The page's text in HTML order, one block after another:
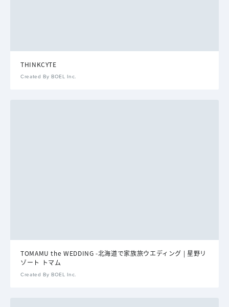
THINKCYTE
Created By BOEL Inc.
TOMAMU the WEDDING -北海道で家族旅ウエディング | 星野リ
ゾート トマム
Created By BOEL Inc.